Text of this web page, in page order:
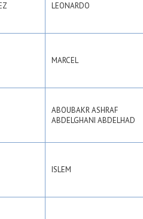
LEONARDO
MARCEL
ABOUBAKR ASHRAF
ABDELGHANI ABDELHAD
ISLEM